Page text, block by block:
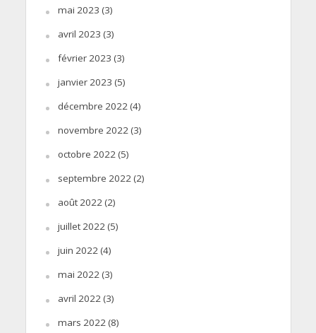
mai 2023 (3)
avril 2023 (3)
février 2023 (3)
janvier 2023 (5)
décembre 2022(4)
novembre 2022(3)
octobre 2022(5)
septembre 2022(2)
août 2022(2)
juillet 2022(5)
juin 2022(4)
mai 2022(3)
avril 2022(3)
mars 2022(8)